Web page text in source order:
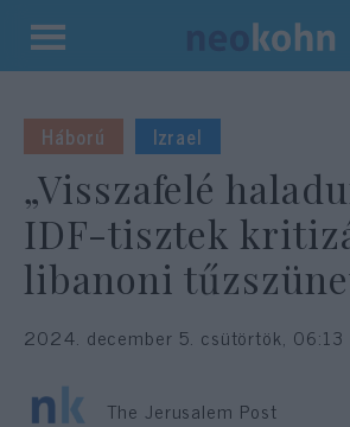
Kilépés
tartalomba
Háború Izrael
„Visszafelé
IDF-tisztek
libanoni
2024. december 5. csütörtök, 06:13
The Jerusalem Post